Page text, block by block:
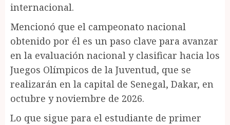
internacional.
Mencionó que el campeonato nacional
obtenido por él es un paso clave para avanzar
en la evaluación nacional y clasificar hacia los
Juegos Olímpicos de la Juventud, que se
realizarán en la capital de Senegal, Dakar, en
octubre y noviembre de 2026.
Lo que sigue para el estudiante de primer